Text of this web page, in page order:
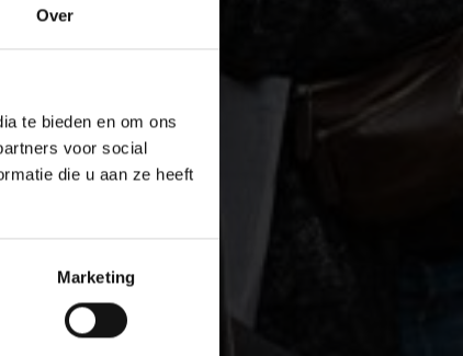
Over
te bieden en om ons
voor social
die u aan ze heeft
Marketing